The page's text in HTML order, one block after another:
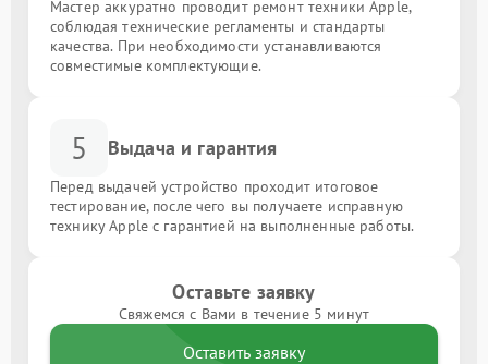
Мастер аккуратно проводит ремонт техники Apple,
соблюдая технические регламенты и стандарты
качества. При необходимости устанавливаются
совместимые комплектующие.
5 Выдача и гарантия
Перед выдачей устройство проходит итоговое
тестирование, после чего вы получаете исправную
технику Apple с гарантией на выполненные работы.
Оставьте заявку
Свяжемся с Вами в течение 5 минут
Оставить заявку